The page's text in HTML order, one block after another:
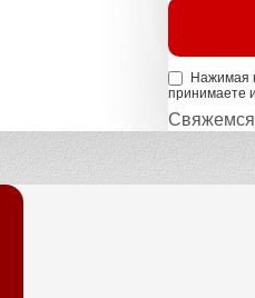
Нажимая
принимаете
Свяжемся